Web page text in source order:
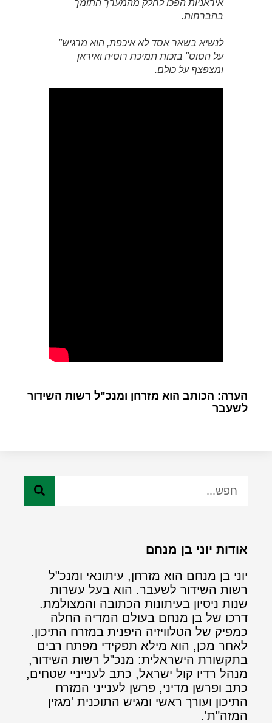
איראניות הפכו לחלק מהמערך התומך
בהברחות.
לנשיא בשאר אסד לא איכפת, הוא מרגיש"
על הסוס" בזכות תמיכת רוסיה ואיראן
ומצפצף על כולם.
הערה: הכותב הוא מזרחן ומנכ"ל רשות השידור
לשעבר
אודות יוני בן מנחם
יוני בן מנחם הוא מזרחן, עיתונאי ומנכ"ל
רשות השידור לשעבר. הוא בעל עשרות
שנות ניסיון בעיתונות הכתובה והמצולמת.
דרכו של בן מנחם בעולם המדיה החלה
כמפיק של הטלוויזיה היפנית במזרח התיכון.
לאחר מכן, הוא מילא תפקידי מפתח רבים
בתקשורת הישראלית: מנכ"ל רשות השידור,
מנהל רדיו קול ישראל, כתב לענייניי שטחים,
כתב ופרשן מדיני, פרשן לענייני המזרח
התיכון ועורך ראשי ומגיש התוכנית 'מגזין
המזה"ת'.